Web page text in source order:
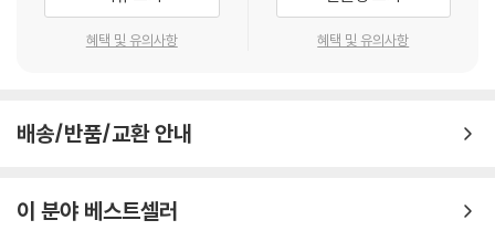
혜택 및 유의사항 혜택 및 유의사항
배송/반품/교환 안내
이 분야 베스트셀러